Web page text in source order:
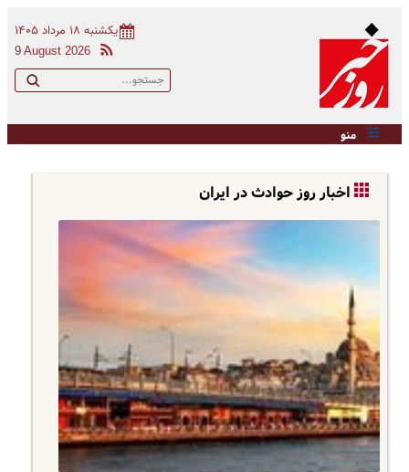
یکشنبه ۱۸ مرداد ۱۴۰۵
9 August 2026
منو
اخبار روز حوادث در ایران